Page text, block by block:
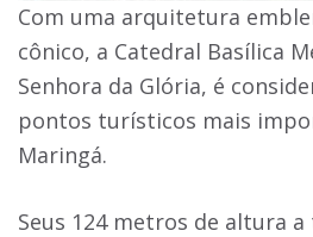
Com uma arquitetura
cônico, a Catedral Basílica
Senhora da Glória, é
pontos turísticos mais
Maringá.
Seus 124 metros de altura